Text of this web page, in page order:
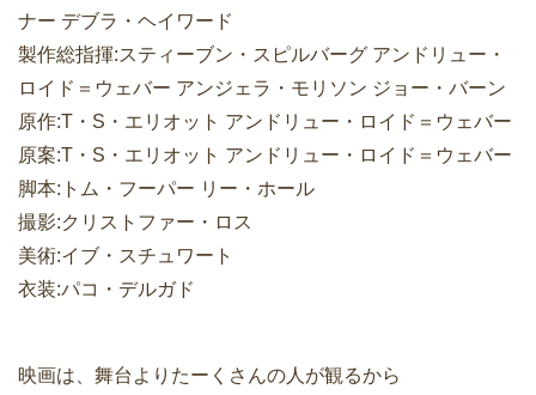
ナー デブラ・ヘイワード
製作総指揮:スティーブン・スピルバーグ アンドリュー・
ロイド＝ウェバー アンジェラ・モリソン ジョー・バーン
原作:T・S・エリオット アンドリュー・ロイド＝ウェバー
原案:T・S・エリオット アンドリュー・ロイド＝ウェバー
脚本:トム・フーパー リー・ホール
撮影:クリストファー・ロス
美術:イブ・スチュワート
衣装:パコ・デルガド
映画は、舞台よりたーくさんの人が観るから